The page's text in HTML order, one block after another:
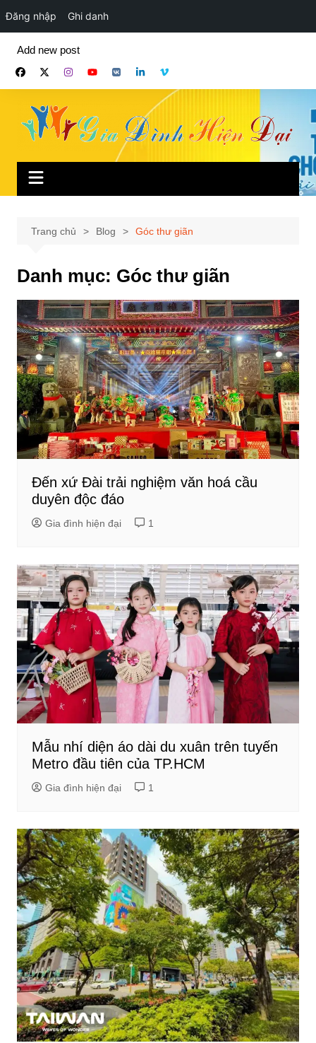
Đăng nhập Ghi danh
phần
Add new post
Trang chủ Blog Góc thư giãn
Danh mục: Góc thư giãn
Đến xứ Đài trải nghiệm văn hoá cầu
duyên độc đáo
Gia đình hiện đại 1
Mẫu nhí diện áo dài du xuân trên tuyến
Metro đầu tiên của TP.HCM
Gia đình hiện đại 1